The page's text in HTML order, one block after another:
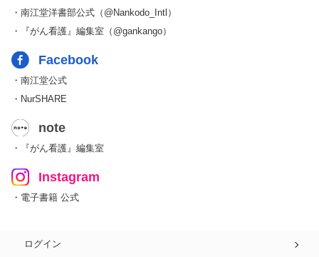
・南江堂洋書部公式（@Nankodo_Intl）
・『がん看護』編集室（@gankango）
Facebook
・南江堂公式
・NurSHARE
note
・『がん看護』編集室
Instagram
・電子書籍 公式
ログイン